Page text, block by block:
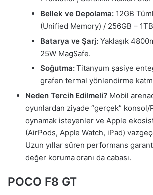
Bellek ve Depolama: 12GB
(Unified Memory) / 256GB –
Batarya ve Şarj: Yaklaşık
25W MagSafe.
Soğutma: Titanyum şasiye
grafen termal yönlendirme
Neden Tercih Edilmeli? Mobil
oyunlardan ziyade “gerçek” konsol/
oynamak isteyenler ve Apple
(AirPods, Apple Watch, iPad)
Uzun yıllar süren performans
değer koruma oranı da cabası.
POCO F8 GT